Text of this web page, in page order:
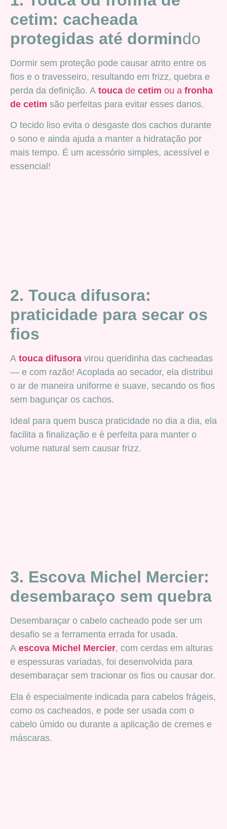
cetim: cacheada
protegidas até dormindo
Dormir sem proteção pode causar atrito entre os
fios e o travesseiro, resultando em frizz, quebra e
perda da definição. A touca de cetim ou a fronha
de cetim são perfeitas para evitar esses danos.
O tecido liso evita o desgaste dos cachos durante
o sono e ainda ajuda a manter a hidratação por
mais tempo. É um acessório simples, acessível e
essencial!
2. Touca difusora:
praticidade para secar os
fios
A touca difusora virou queridinha das cacheadas
— e com razão! Acoplada ao secador, ela distribui
o ar de maneira uniforme e suave, secando os fios
sem bagunçar os cachos.
Ideal para quem busca praticidade no dia a dia, ela
facilita a finalização e é perfeita para manter o
volume natural sem causar frizz.
3. Escova Michel Mercier:
desembaraço sem quebra
Desembaraçar o cabelo cacheado pode ser um
desafio se a ferramenta errada for usada.
A escova Michel Mercier, com cerdas em alturas
e espessuras variadas, foi desenvolvida para
desembaraçar sem tracionar os fios ou causar dor.
Ela é especialmente indicada para cabelos frágeis,
como os cacheados, e pode ser usada com o
cabelo úmido ou durante a aplicação de cremes e
máscaras.